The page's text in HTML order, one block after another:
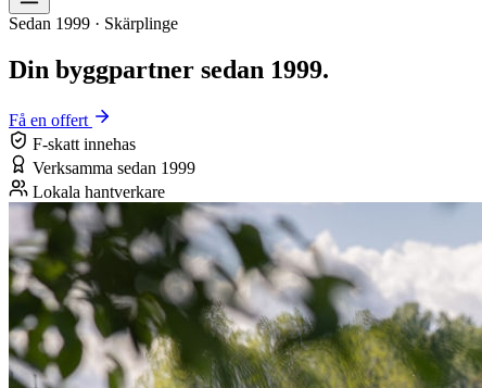
Sedan 1999 · Skärplinge
Din byggpartner sedan 1999.
Få en offert
F-skatt innehas
Verksamma sedan 1999
Lokala hantverkare